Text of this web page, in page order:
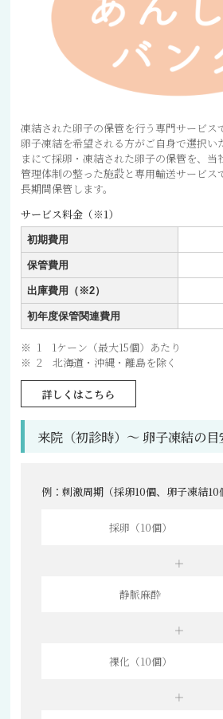
凍結された卵子の保管を行う専門サービス
卵子凍結を希望される方がご自身で選択い
まにて採卵・凍結された卵子の保管を、当
管理体制の整った施設と専用輸送サービス
長期間保管します。
サービス料金（※1）
初期費用
保管費用
出庫費用（※2）
初年度保管関連費用
1 1ケーン（最大15個）あたり
2 北海道・沖縄・離島を除く
詳しくはこちら
来院（初診時）〜 卵子凍結の目
例：刺激周期（採卵10個、卵子凍結10
採卵（10個）
静脈麻酔
裸化（10個）